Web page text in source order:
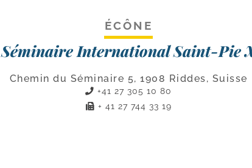
ÉCÔNE
Séminaire International Saint-Pie
Chemin du Séminaire 5, 1908 Riddes, Suisse
+41 27 305 10 80
+ 41 27 744 33 19